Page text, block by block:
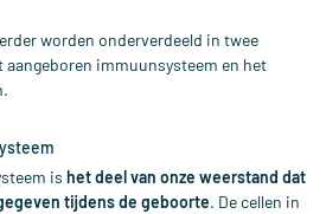
worden onderverdeeld in twee
aangeboren immuunsysteem en het
is het deel van onze weerstand dat
tijdens de geboorte. De cellen in